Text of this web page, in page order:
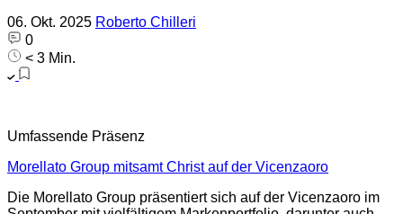
06. Okt. 2025 Roberto Chilleri
0
< 3 Min.
Umfassende Präsenz
Morellato Group mitsamt Christ auf der Vicenzaoro
Die Morellato Group präsentiert sich auf der Vicenzaoro im